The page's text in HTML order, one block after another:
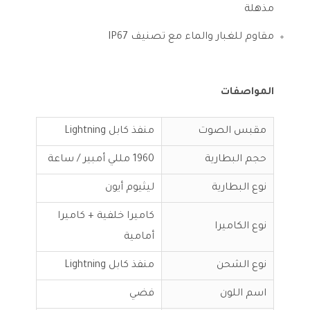
مذهلة
مقاوم للغبار والماء مع تصنيف IP67
المواصفات
مقبس الصوت منفذ كابل Lightning
حجم البطارية 1960 مللي أمبير / ساعة
نوع البطارية ليثيوم أيون
نوع الكاميرا
كاميرا خلفية + كاميرا
أمامية
نوع الشحن منفذ كابل Lightning
اسم اللون فضي